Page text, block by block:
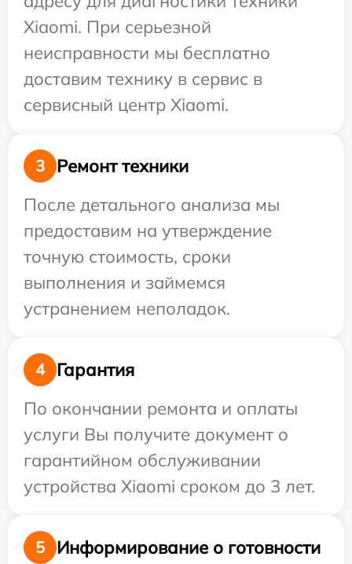
Xiaomi. При серьезной
неисправности мы бесплатно
доставим технику в сервис в
сервисный центр Xiaomi.
3
Ремонт техники
После детального анализа мы
предоставим на утверждение
точную стоимость, сроки
выполнения и займемся
устранением неполадок.
4
Гарантия
По окончании ремонта и оплаты
услуги Вы получите документ о
гарантийном обслуживании
устройства Xiaomi сроком до 3 лет.
5
Информирование о готовности